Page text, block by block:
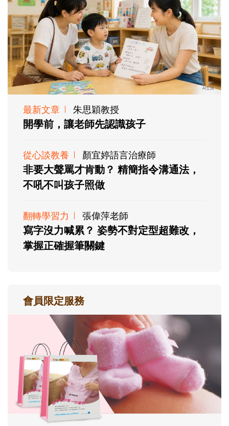
最新文章 朱思穎教授
開學前，讓老師先認識孩子
從心談教養 顏宜婷語言治療師
非要大聲罵才肯動？ 精簡指令溝通法，
不吼不叫孩子照做
翻轉學習力 張偉萍老師
寫字沒力喊累？ 姿勢不對定型超難改，
掌握正確握筆關鍵
會員限定服務